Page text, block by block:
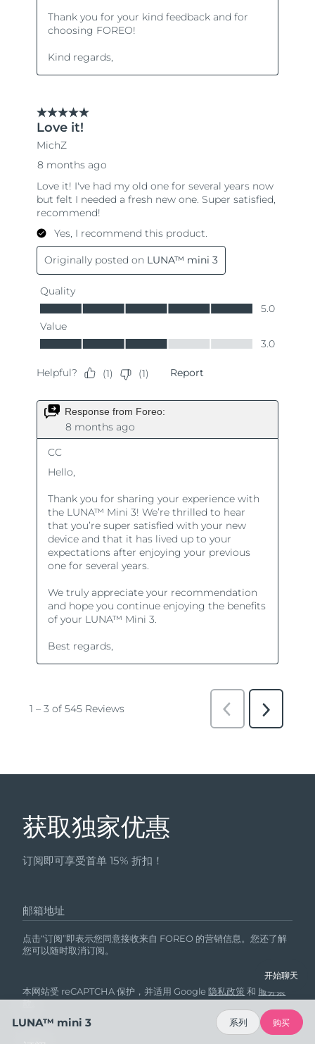
获取独家优惠
订阅即可享受首单 15% 折扣！
邮箱地址
点击“订阅”即表示您同意接收来自 FOREO 的营销信息。您还了解
您可以随时取消订阅。
本网站受 reCAPTCHA 保护，并适用 Google隐私政策 和 服务条
款。
开始聊天
LUNA™ mini 3 系列 购买